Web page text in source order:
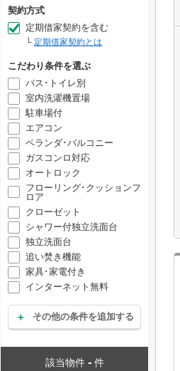
契約方式
定期借家契約を含む
定期借家契約とは
こだわり条件を選ぶ
バス･トイレ別
室内洗濯機置場
駐車場付
エアコン
ベランダ･バルコニー
ガスコンロ対応
オートロック
フローリング･クッションフ
ロア
クローゼット
シャワー付独立洗面台
独立洗面台
追い焚き機能
家具･家電付き
インターネット無料
その他の条件を追加する
該当物件 - 件